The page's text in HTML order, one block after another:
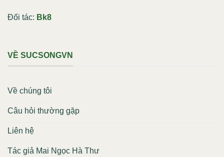
Đối tác: Bk8
VỀ SUCSONGVN
Về chúng tôi
Câu hỏi thường gặp
Liên hệ
Tác giả Mai Ngọc Hà Thư